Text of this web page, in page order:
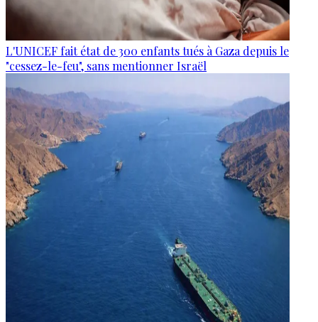
L'UNICEF fait état de 300 enfants tués à Gaza depuis le
"cessez-le-feu", sans mentionner Israël